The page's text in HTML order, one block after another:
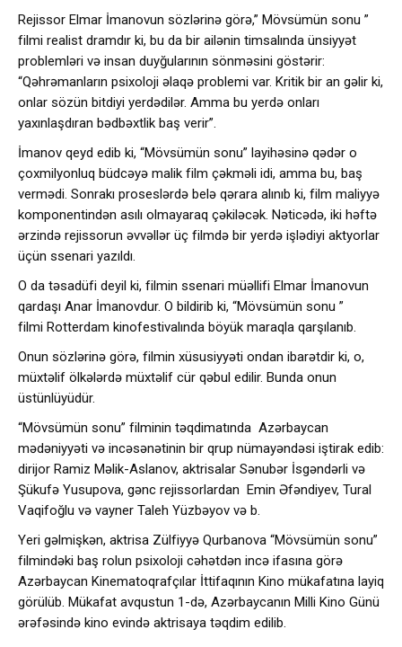
Rejissor Elmar İmanovun sözlərinə görə,” Mövsümün sonu ”
filmi realist dramdır ki, bu da bir ailənin timsalında ünsiyyət
problemləri və insan duyğularının sönməsini göstərir:
“Qəhrəmanların psixoloji əlaqə problemi var. Kritik bir an gəlir ki,
onlar sözün bitdiyi yerdədilər. Amma bu yerdə onları
yaxınlaşdıran bədbəxtlik baş verir”.
İmanov qeyd edib ki, “Mövsümün sonu” layihəsinə qədər o
çoxmilyonluq büdcəyə malik film çəkməli idi, amma bu, baş
vermədi. Sonrakı proseslərdə belə qərara alınıb ki, film maliyyə
komponentindən asılı olmayaraq çəkiləcək. Nəticədə, iki həftə
ərzində rejissorun əvvəllər üç filmdə bir yerdə işlədiyi aktyorlar
üçün ssenari yazıldı.
O da təsadüfi deyil ki, filmin ssenari müəllifi Elmar İmanovun
qardaşı Anar İmanovdur. O bildirib ki, “Mövsümün sonu ”
filmi Rotterdam kinofestivalında böyük maraqla qarşılanıb.
Onun sözlərinə görə, filmin xüsusiyyəti ondan ibarətdir ki, o,
müxtəlif ölkələrdə müxtəlif cür qəbul edilir. Bunda onun
üstünlüyüdür.
“Mövsümün sonu” filminin təqdimatında Azərbaycan
mədəniyyəti və incəsənətinin bir qrup nümayəndəsi iştirak edib:
dirijor Ramiz Məlik-Aslanov, aktrisalar Sənubər İsgəndərli və
Şükufə Yusupova, gənc rejissorlardan Emin Əfəndiyev, Tural
Vaqifoğlu və vayner Taleh Yüzbəyov və b.
Yeri gəlmişkən, aktrisa Zülfiyyə Qurbanova “Mövsümün sonu”
filmindəki baş rolun psixoloji cəhətdən incə ifasına görə
Azərbaycan Kinematoqrafçılar İttifaqının Kino mükafatına layiq
görülüb. Mükafat avqustun 1-də, Azərbaycanın Milli Kino Günü
ərəfəsində kino evində aktrisaya təqdim edilib.